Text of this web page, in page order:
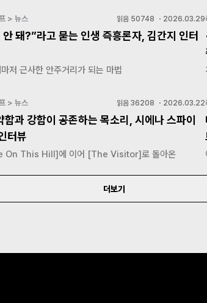
> 뉴스 읽음 50748 ・ 2026.03.29
안 돼?”라고 묻는 인생 즉흥론자, 김간지 인터
저 근사한 안주거리가 되는 마법
> 뉴스 읽음 36208 ・ 2026.03.22
함과 강함이 공존하는 목소리, 시에나 스파이
터뷰
On This Hill]에 이어 [The Visitor]로 돌아온
더보기